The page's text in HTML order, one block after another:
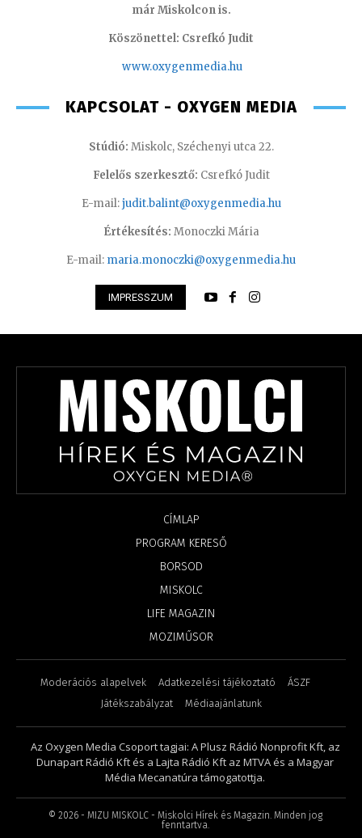
már Miskolcon is.
Köszönettel: Csrefkó Judit
www.oxygenmedia.hu
KAPCSOLAT - OXYGEN MEDIA
Stúdió: Miskolc, Széchenyi utca 22.
Felelős szerkesztő: Csrefkó Judit
E-mail:judit.balint@oxygenmedia.hu
Értékesítés: Monoczki Mária
E-mail: maria.monoczki@oxygenmedia.hu
IMPRESSZUM
CÍMLAP
PROGRAM KERESŐ
BORSOD
MISKOLC
LIFE MAGAZIN
MOZIMŰSOR
Moderációs alapelvek Adatkezelési tájékoztató
ÁSZF
Játékszabályzat
Médiaajánlatunk
Az Oxygen Media Csoport tagjai: A Plusz Rádió Nonprofit Kft, az
Dunapart Rádió Kft és a Lajta Rádió Kft az MTVA és a Magyar
Média Mecanatúra támogatottja.
© 2026- MIZU MISKOLC - Miskolci Hírek és Magazin. Minden jog
fenntartva.